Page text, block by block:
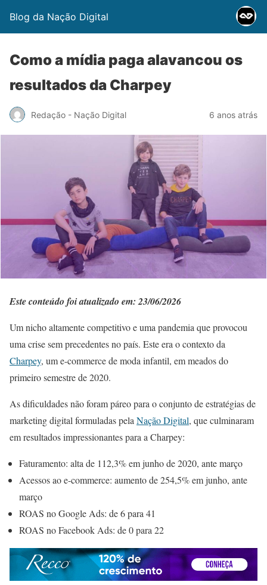
Blog da Nação Digital
Como a mídia paga alavancou os
resultados da Charpey
Redação - Nação Digital 6 anos atrás
Este conteúdo foi atualizado em: 23/06/2026
Um nicho altamente competitivo e uma pandemia que provocou
uma crise sem precedentes no país. Este era o contexto da
Charpey, um e-commerce de moda infantil, em meados do
primeiro semestre de 2020.
As dificuldades não foram páreo para o conjunto de estratégias de
marketing digital formuladas pela Nação Digital, que culminaram
em resultados impressionantes para a Charpey:
Faturamento: alta de 112,3% em junho de 2020, ante março
Acessos ao e-commerce: aumento de 254,5% em junho, ante
março
ROAS no Google Ads: de 6 para 41
ROAS no Facebook Ads: de 0 para 22